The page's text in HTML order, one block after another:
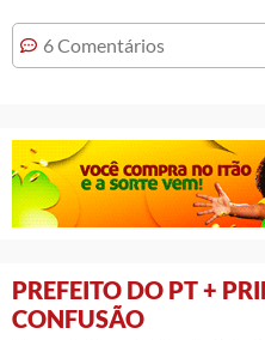
6 Comentários
PREFEITO DO PT +
CONFUSÃO